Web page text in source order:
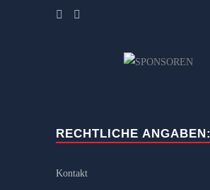
RECHTLICHE ANGABEN:
Kontakt